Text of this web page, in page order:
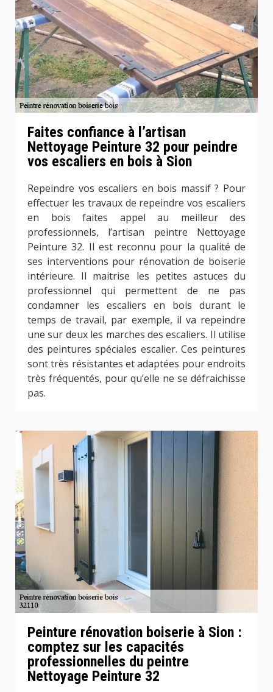
Faites confiance à l’artisan
Nettoyage Peinture 32 pour peindre
vos escaliers en bois à Sion
Repeindre vos escaliers en bois massif ? Pour
effectuer les travaux de repeindre vos escaliers
en bois faites appel au meilleur des
professionnels, l’artisan peintre Nettoyage
Peinture 32. Il est reconnu pour la qualité de
ses interventions pour rénovation de boiserie
intérieure. Il maitrise les petites astuces du
professionnel qui permettent de ne pas
condamner les escaliers en bois durant le
temps de travail, par exemple, il va repeindre
une sur deux les marches des escaliers. Il utilise
des peintures spéciales escalier. Ces peintures
sont très résistantes et adaptées pour endroits
très fréquentés, pour qu’elle ne se défraichisse
pas.
Peinture rénovation boiserie à Sion :
comptez sur les capacités
professionnelles du peintre
Nettoyage Peinture 32